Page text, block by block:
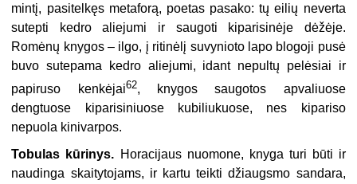
mintį, pasitelkęs metaforą, poetas pasako: tų eilių neverta
sutepti kedro aliejumi ir saugoti kiparisinėje dėžėje.
Romėnų knygos – ilgo, į ritinėlį suvynioto lapo blogoji pusė
buvo sutepama kedro aliejumi, idant nepultų pelėsiai ir
papiruso kenkėjai62, knygos saugotos apvaliuose
dengtuose kiparisiniuose kubiliukuose, nes kipariso
nepuola kinivarpos.
Tobulas kūrinys. Horacijaus nuomone, knyga turi būti ir
naudinga skaitytojams, ir kartu teikti džiaugsmo sandara,